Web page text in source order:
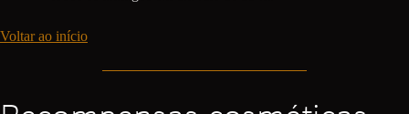
Voltar ao início